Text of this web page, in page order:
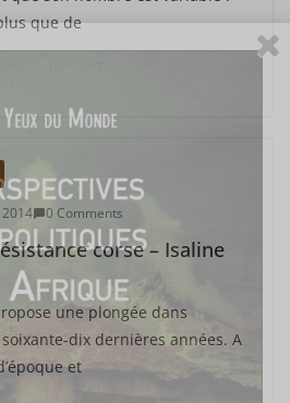
que de
0 Comments
corse – Isaline
une plongée dans
dix dernières années. A
et